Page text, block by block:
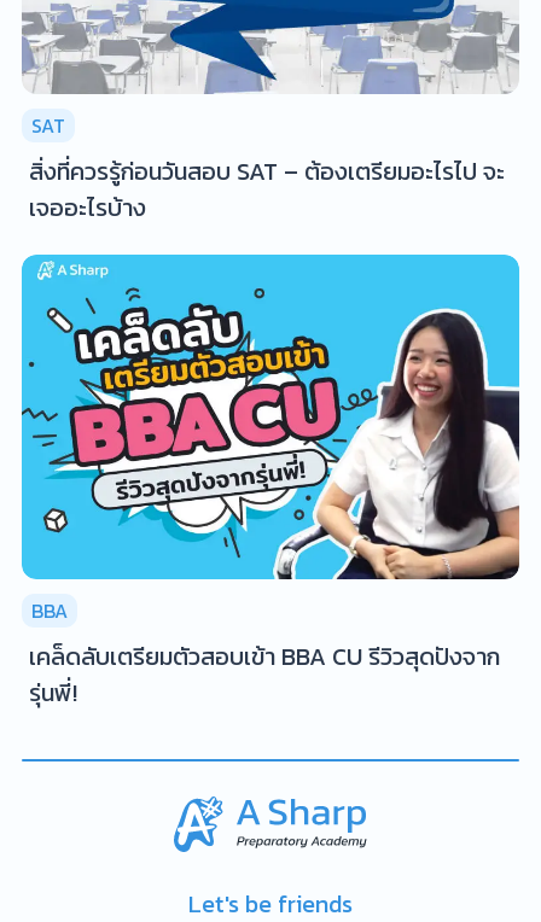
SAT
สิ่งที่ควรรู้ก่อนวันสอบ SAT – ต้องเตรียมอะไรไป จะ
เจออะไรบ้าง
BBA
เคล็ดลับเตรียมตัวสอบเข้า BBA CU รีวิวสุดปังจาก
รุ่นพี่!
Let's be friends